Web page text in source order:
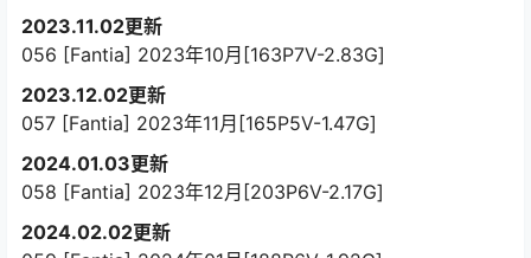
2023.11.02更新
056 [Fantia] 2023年10月[163P7V-2.83G]
2023.12.02更新
057 [Fantia] 2023年11月[165P5V-1.47G]
2024.01.03更新
058 [Fantia] 2023年12月[203P6V-2.17G]
2024.02.02更新